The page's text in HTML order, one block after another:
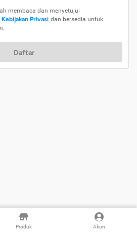
Produk Akun
membaca dan menyetujui
Kebijakan Privasi dan bersedia untuk
Daftar